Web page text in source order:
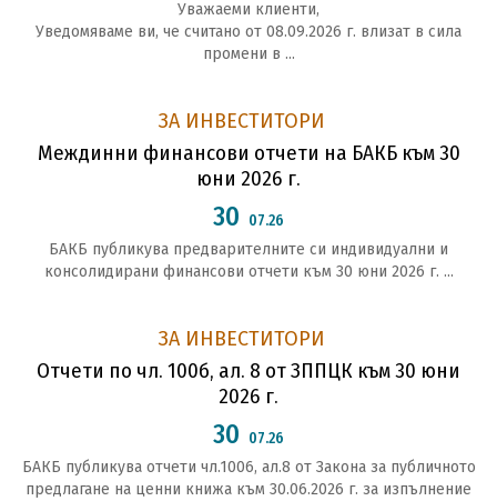
Уважаеми клиенти,
Уведомяваме ви, че считано от 08.09.2026 г. влизат в сила
промени в ...
ЗА ИНВЕСТИТОРИ
Междинни финансови отчети на БАКБ към 30
юни 2026 г.
30 07.26
БАКБ публикува предварителните си индивидуални и
консолидирани финансови отчети към 30 юни 2026 г. ...
ЗА ИНВЕСТИТОРИ
Отчети по чл. 100б, ал. 8 от ЗППЦК към 30 юни
2026 г.
30 07.26
БАКБ публикува отчети чл.1006, ал.8 от Закона за публичното
предлагане на ценни книжа към 30.06.2026 г. за изпълнение